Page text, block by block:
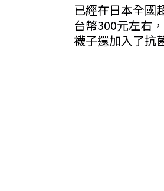
已經在日本全國
台幣300元左右
襪子還加入了抗